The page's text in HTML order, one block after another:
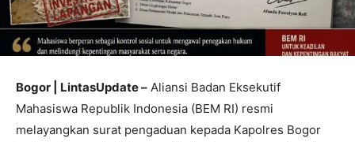
Bogor | LintasUpdate – Aliansi Badan Eksekutif
Mahasiswa Republik Indonesia (BEM RI) resmi
melayangkan surat pengaduan kepada Kapolres Bogor